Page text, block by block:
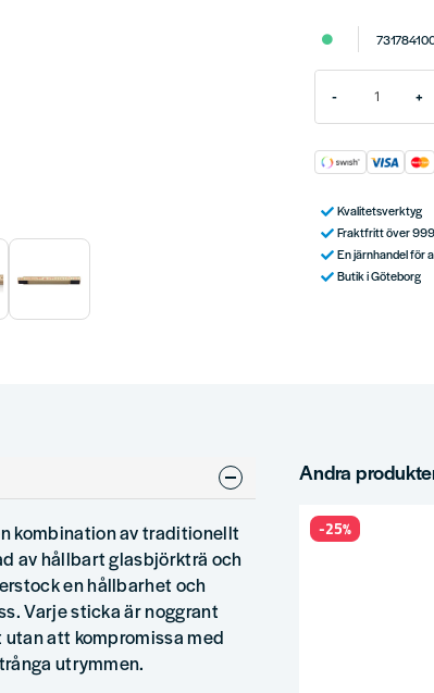
- +
Kvalitetsverktyg
Fraktfritt över
En järnhandel för
Butik i Göteborg
kombination av traditionellt
av hållbart glasbjörkträ och
en hållbarhet och
Varje sticka är noggrant
att kompromissa med
utrymmen.
Andra
-25%